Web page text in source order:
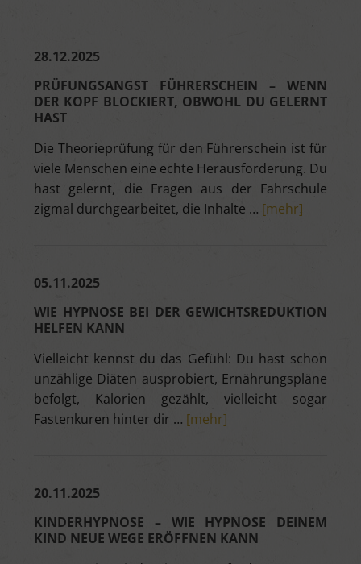
28.12.2025
PRÜFUNGSANGST FÜHRERSCHEIN – WENN
DER KOPF BLOCKIERT, OBWOHL DU GELERNT
HAST
Die Theorieprüfung für den Führerschein ist für
viele Menschen eine echte Herausforderung. Du
hast gelernt, die Fragen aus der Fahrschule
zigmal durchgearbeitet, die Inhalte … [mehr]
05.11.2025
WIE HYPNOSE BEI DER GEWICHTSREDUKTION
HELFEN KANN
Vielleicht kennst du das Gefühl: Du hast schon
unzählige Diäten ausprobiert, Ernährungspläne
befolgt, Kalorien gezählt, vielleicht sogar
Fastenkuren hinter dir … [mehr]
20.11.2025
KINDERHYPNOSE – WIE HYPNOSE DEINEM
KIND NEUE WEGE ERÖFFNEN KANN